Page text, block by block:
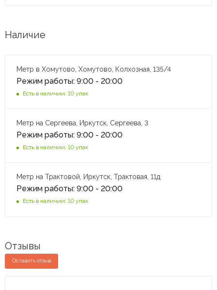
Наличие
Метр в Хомутово, Хомутово, Колхозная, 135/4
Режим работы: 9:00 - 20:00
Есть в наличии: 10 упак
Метр на Сергеева, Иркутск, Сергеева, 3
Режим работы: 9:00 - 20:00
Есть в наличии: 10 упак
Метр на Трактовой, Иркутск, Трактовая, 11д
Режим работы: 9:00 - 20:00
Есть в наличии: 10 упак
Отзывы
Оставить отзыв